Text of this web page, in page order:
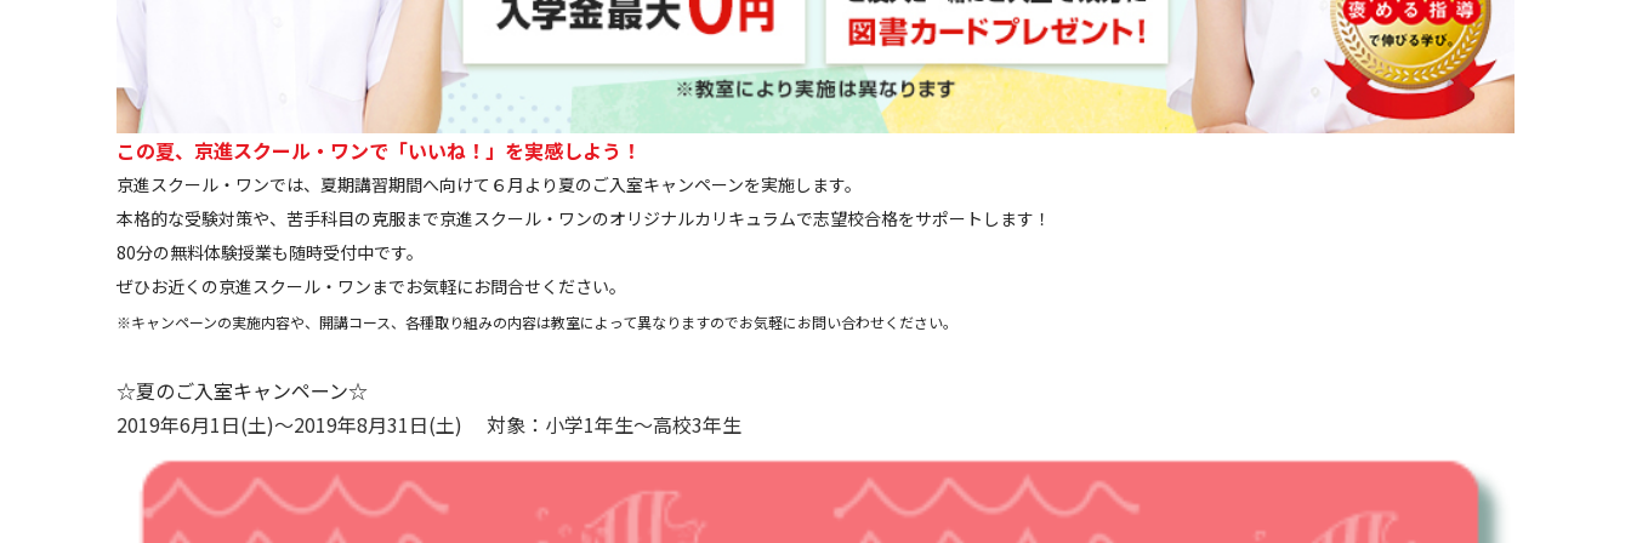
この夏、京進スクール・ワンで「いいね！」を実感しよう！
京進スクール・ワンでは、夏期講習期間へ向けて６月より夏のご入室キャンペーンを実施します。
本格的な受験対策や、苦手科目の克服まで京進スクール・ワンのオリジナルカリキュラムで志望校合格をサポートします！
80分の無料体験授業も随時受付中です。
ぜひお近くの京進スクール・ワンまでお気軽にお問合せください。
※キャンペーンの実施内容や、開講コース、各種取り組みの内容は教室によって異なりますのでお気軽にお問い合わせください。
☆夏のご入室キャンペーン☆
2019年6月1日(土)～2019年8月31日(土) 対象：小学1年生～高校3年生